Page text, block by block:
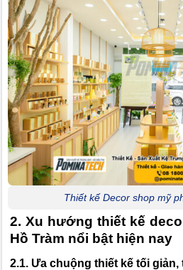
Thiết kế Decor shop mỹ
2. Xu hướng thiết kế
Hồ Tràm nổi bật hiện nay
2.1. Ưa chuộng thiết kế tối giản,